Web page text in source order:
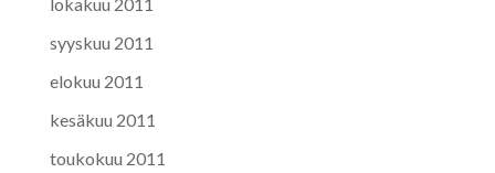
syyskuu 2011
elokuu 2011
kesäkuu 2011
toukokuu 2011